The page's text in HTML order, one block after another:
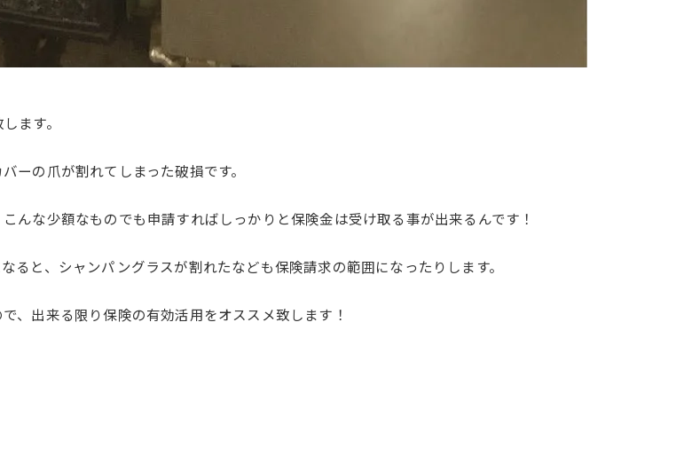
ます。
ーの爪が割れてしまった破損です。
んな少額なものでも申請すればしっかりと保険金は受け取る事が出来るんです！
と、シャンパングラスが割れたなども保険請求の範囲になったりします。
、出来る限り保険の有効活用をオススメ致します！